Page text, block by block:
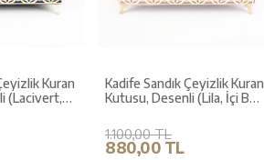
Kuran
(Lacivert,
Kadife Sandık Çeyizlik Kuran
Kutusu, Desenli (Lila, İçi Boş
1.100,00 TL
880,00 TL